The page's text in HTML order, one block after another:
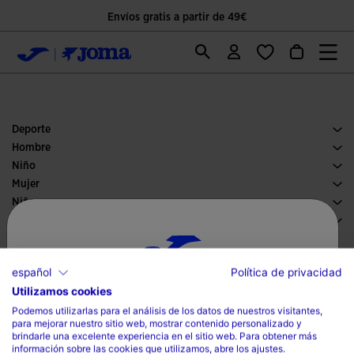
Envíos gratis a partir de 49€
Deporte
Running
Pádel
Fútbol
Trail running
Tenis
Hombre
Calzado Hombre
Deporte
Niño
Ver todo ropa niño
Mujer
Ropa Mujer
Niña
Comités y Federaciones
Ediciones especiales
Catálogos
Magazine
Rebajas
Outlet
Vuelta al cole
Selecciona tu país e idioma
País
español
Política de privacidad
Utilizamos cookies
Podemos utilizarlas para el análisis de los datos de nuestros visitantes,
para mejorar nuestro sitio web, mostrar contenido personalizado y
brindarle una excelente experiencia en el sitio web. Para obtener más
información sobre las cookies que utilizamos, abre los ajustes.